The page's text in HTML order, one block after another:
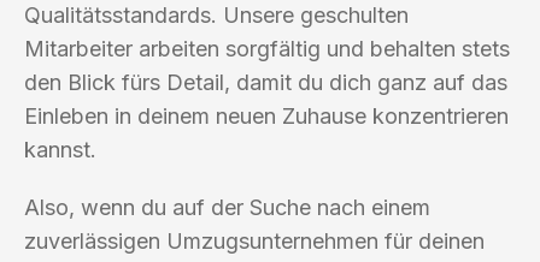
Qualitätsstandards. Unsere geschulten
Mitarbeiter arbeiten sorgfältig und behalten stets
den Blick fürs Detail, damit du dich ganz auf das
Einleben in deinem neuen Zuhause konzentrieren
kannst.
Also, wenn du auf der Suche nach einem
zuverlässigen Umzugsunternehmen für deinen